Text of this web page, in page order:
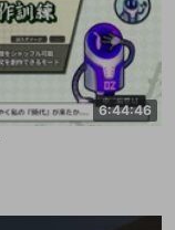
6:44:46